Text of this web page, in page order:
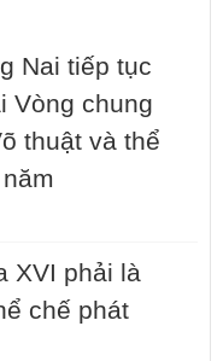
Nai tiếp tục
Vòng chung
thuật và thể
XVI phải là
chế phát